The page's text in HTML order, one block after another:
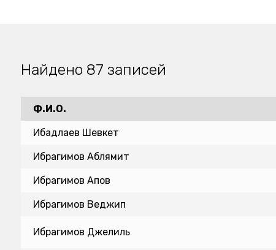
Найдено 87 записей
Ф.И.О.
Ибадлаев Шевкет
Ибрагимов Аблямит
Ибрагимов Апов
Ибрагимов Веджип
Ибрагимов Джелиль